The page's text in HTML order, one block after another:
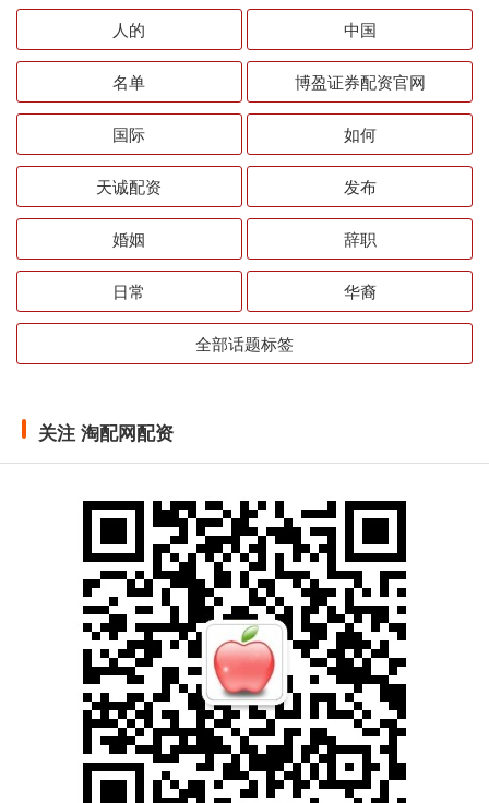
人的 中国
名单 博盈证券配资官网
国际 如何
天诚配资 发布
婚姻 辞职
日常 华裔
全部话题标签
关注 淘配网配资